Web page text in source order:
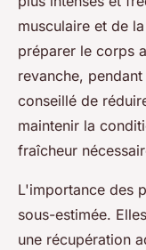
musculaire et de
préparer le corps
revanche, pendant
conseillé de
maintenir la
fraîcheur
L'importance des
sous-estimée.
une récupération